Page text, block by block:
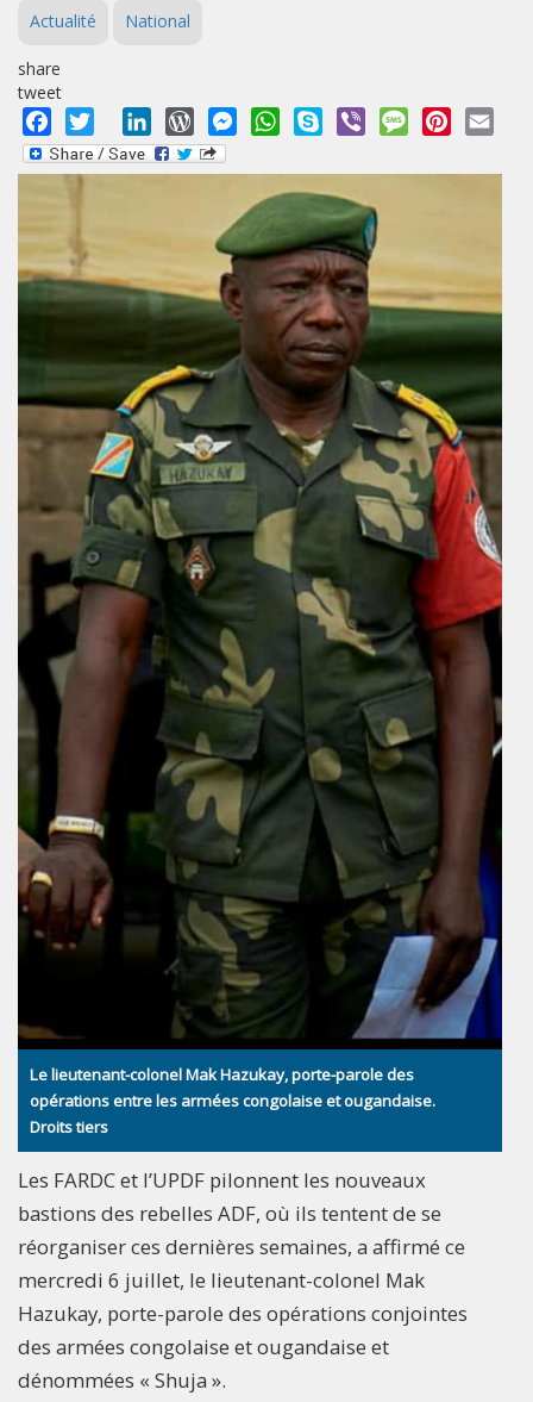
Actualité National
share
tweet
Facebook
Twitter LinkedInWordPressMessengerWhatsApp
Skype Viber MessagePinterest
Le lieutenant-colonel Mak Hazukay, porte-parole des
opérations entre les armées congolaise et ougandaise.
Droits tiers
Les FARDC et l’UPDF pilonnent les nouveaux
bastions des rebelles ADF, où ils tentent de se
réorganiser ces dernières semaines, a affirmé ce
mercredi 6 juillet, le lieutenant-colonel Mak
Hazukay, porte-parole des opérations conjointes
des armées congolaise et ougandaise et
dénommées « Shuja ».